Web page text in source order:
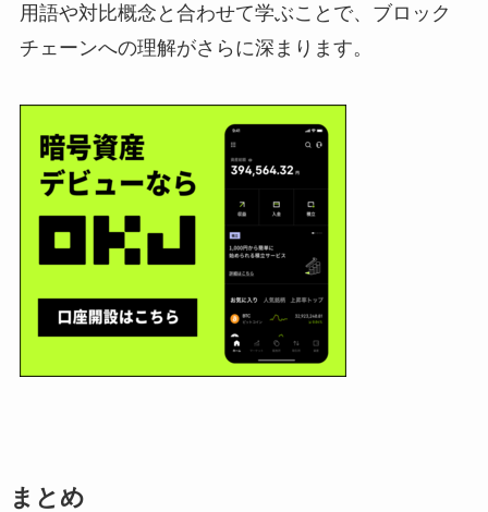
用語や対比概念と合わせて学ぶことで、ブロック
チェーンへの理解がさらに深まります。
まとめ